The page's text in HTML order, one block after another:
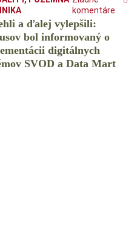
komentáre
a ďalej vylepšili:
bol informovaný o
digitálnych
SVOD a Data Mart